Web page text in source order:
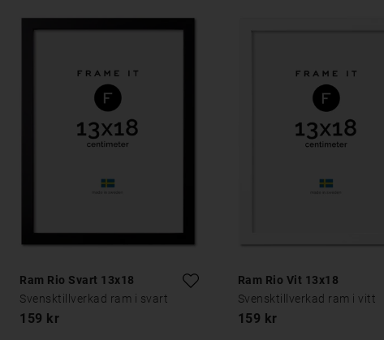
Ram Rio Svart 13x18
Svensktillverkad ram i svart
159 kr
Ram Rio Vit 13x18
Svensktillverkad ram i vitt
159 kr